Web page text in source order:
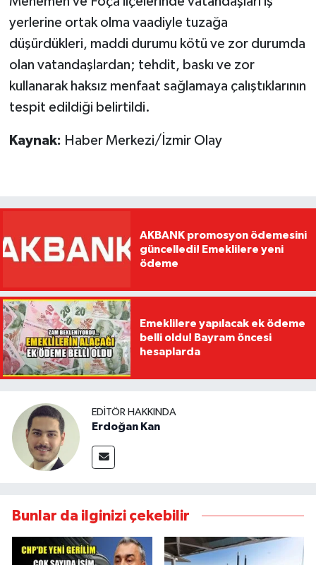
yerlerine ortak olma vaadiyle tuzağa
düşürdükleri, maddi durumu kötü ve zor durumda
olan vatandaşlardan; tehdit, baskı ve zor
kullanarak haksız menfaat sağlamaya çalıştıklarının
tespit edildiği belirtildi.
Kaynak: Haber Merkezi/İzmir Olay
AKBANK promosyon ödemesini
güncelledi! Emeklilere yeni
ödeme
Emeklilere yapılacak ek ödeme
belli oldu! Bayram öncesi
hesaplarda
EDITÖR HAKKINDA
Erdoğan Kan
Bunlar da ilginizi çekebilir